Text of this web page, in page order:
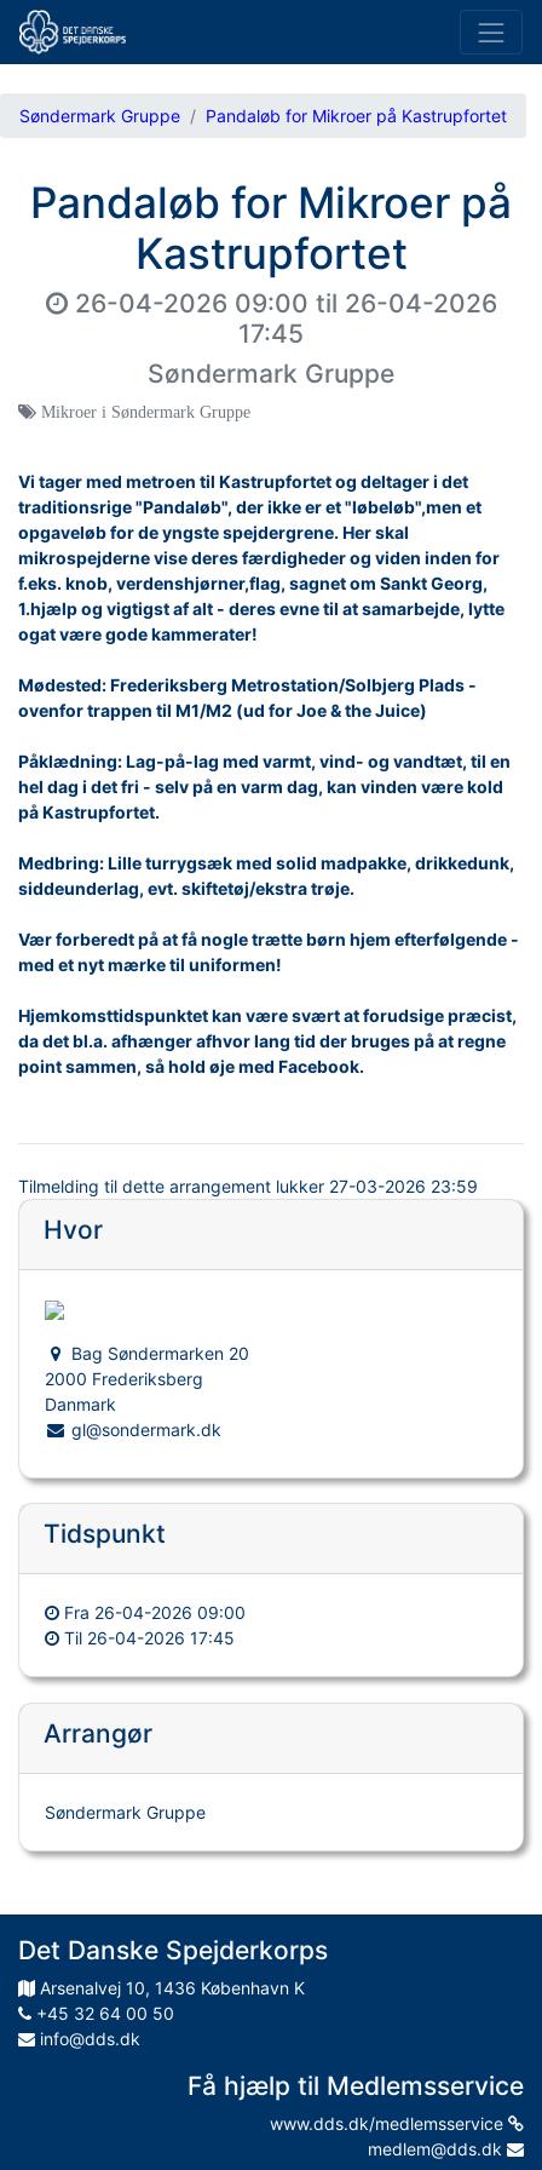
Søndermark Gruppe Pandaløb for Mikroer på Kastrupfortet
Pandaløb for Mikroer på
Kastrupfortet
26-04-2026 09:00 til 26-04-2026
17:45
Søndermark Gruppe
Mikroer i Søndermark Gruppe
Vi tager med metroen til Kastrupfortet og deltager i det
traditionsrige "Pandaløb", der ikke er et "løbeløb",men et
opgaveløb for de yngste spejdergrene. Her skal
mikrospejderne vise deres færdigheder og viden inden for
f.eks. knob, verdenshjørner,flag, sagnet om Sankt Georg,
1.hjælp og vigtigst af alt - deres evne til at samarbejde, lytte
ogat være gode kammerater!
Mødested: Frederiksberg Metrostation/Solbjerg Plads -
ovenfor trappen til M1/M2 (ud for Joe & the Juice)
Påklædning: Lag-på-lag med varmt, vind- og vandtæt, til en
hel dag i det fri - selv på en varm dag, kan vinden være kold
på Kastrupfortet.
Medbring: Lille turrygsæk med solid madpakke, drikkedunk,
siddeunderlag, evt. skiftetøj/ekstra trøje.
Vær forberedt på at få nogle trætte børn hjem efterfølgende -
med et nyt mærke til uniformen!
Hjemkomsttidspunktet kan være svært at forudsige præcist,
da det bl.a. afhænger afhvor lang tid der bruges på at regne
point sammen, så hold øje med Facebook.
Tilmelding til dette arrangement lukker 27-03-2026 23:59
Hvor
Bag Søndermarken 20
2000 Frederiksberg
Danmark
gl@sondermark.dk
Tidspunkt
Fra 26-04-2026 09:00
Til 26-04-2026 17:45
Arrangør
Søndermark Gruppe
Det Danske Spejderkorps
Arsenalvej 10, 1436 København K
+45 32 64 00 50
info@dds.dk
Få hjælp til Medlemsservice
www.dds.dk/medlemsservice
medlem@dds.dk